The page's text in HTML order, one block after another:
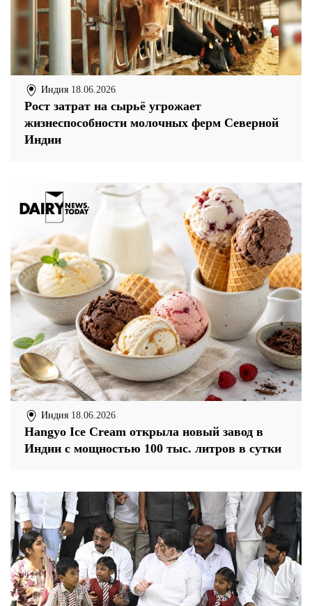
Индия 18.06.2026
Рост затрат на сырьё угрожает
жизнеспособности молочных ферм Северной
Индии
Индия 18.06.2026
Hangyo Ice Cream открыла новый завод в
Индии с мощностью 100 тыс. литров в сутки